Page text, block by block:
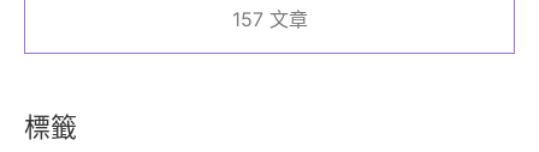
157 文章
標籤